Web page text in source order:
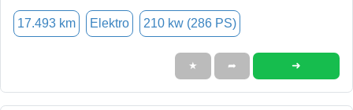
17.493 km Elektro 210 kw (286 PS)
★ ➦ ➜